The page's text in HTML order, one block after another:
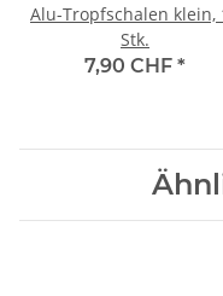
Alu-Tropfschalen klein,
Stk.
7,90 CHF *